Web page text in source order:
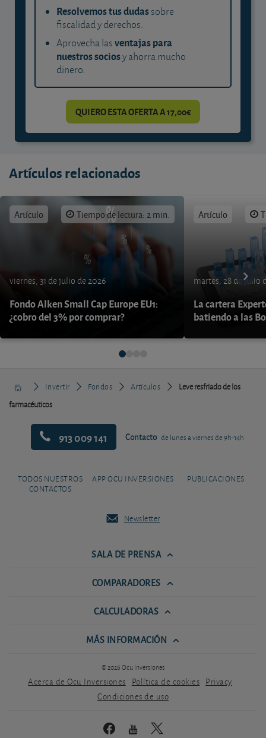
Resolvemos tus dudassobre
fiscalidad y derechos.
Aprovecha lasventajas para
nuestros sociosy ahorra mucho
dinero.
QUIERO ESTA OFERTA A 17,00€
Artículos relacionados
Artículo Tiempo de lectura: 2 min.
viernes, 31 de julio de 2026
Fondo Alken Small Cap Europe EU1:
¿cobro del 3% por comprar?
Artículo
martes, 28 de julio
La cartera
batiendo a las
Invertir Fondos Artículos
Leve resfriado de los
farmacéuticos
913 009 141 Contacto de lunes a viernes de 9h-14h
TODOS NUESTROS
CONTACTOS
APP OCU INVERSIONES PUBLICACIONES
Newsletter
SALA DE PRENSA
COMPARADORES
CALCULADORAS
MÁS INFORMACIÓN
© 2026 Ocu Inversiones
Acerca de Ocu Inversiones Política de cookies Privacy
Condiciones de uso